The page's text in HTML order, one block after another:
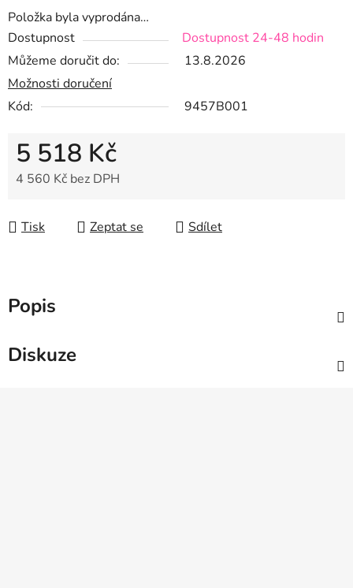
Položka byla vyprodána…
Dostupnost
Dostupnost 24-48 hodin
Můžeme doručit do:
13.8.2026
Možnosti doručení
Kód:
9457B001
5 518 Kč
4 560 Kč bez DPH
Tisk
Zeptat se Sdílet
Popis
Diskuze